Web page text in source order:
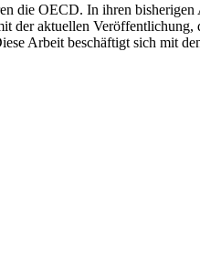
die OECD. In ihren
der aktuellen Veröffentlichung,
Arbeit beschäftigt sich mit